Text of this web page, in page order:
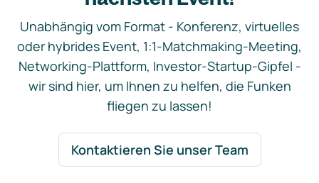
Unabhängig vom Format - Konferenz, virtuelles
oder hybrides Event, 1:1-Matchmaking-Meeting,
Networking-Plattform, Investor-Startup-Gipfel -
wir sind hier, um Ihnen zu helfen, die Funken
fliegen zu lassen!
Kontaktieren Sie unser Team